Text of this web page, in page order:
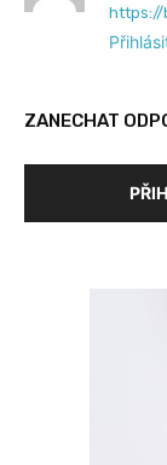
https://
ZANECHAT